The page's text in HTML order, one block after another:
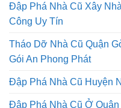
Đập Phá Nhà Cũ Xây
Công Uy Tín
Tháo Dỡ Nhà Cũ Quận
Gói An Phong Phát
Đập Phá Nhà Cũ Huyện